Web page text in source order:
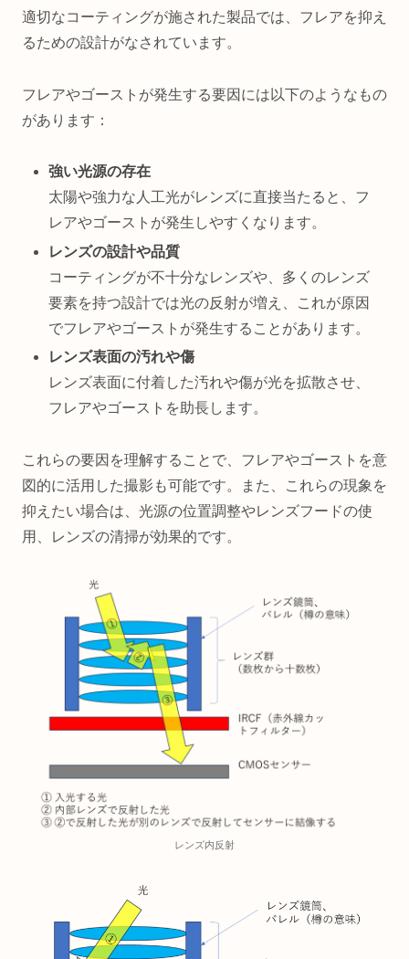
適切なコーティングが施された製品では、フレアを抑え
るための設計がなされています。
フレアやゴーストが発生する要因には以下のようなもの
があります：
強い光源の存在
太陽や強力な人工光がレンズに直接当たると、フ
レアやゴーストが発生しやすくなります。
レンズの設計や品質
コーティングが不十分なレンズや、多くのレンズ
要素を持つ設計では光の反射が増え、これが原因
でフレアやゴーストが発生することがあります。
レンズ表面の汚れや傷
レンズ表面に付着した汚れや傷が光を拡散させ、
フレアやゴーストを助長します。
これらの要因を理解することで、フレアやゴーストを意
図的に活用した撮影も可能です。また、これらの現象を
抑えたい場合は、光源の位置調整やレンズフードの使
用、レンズの清掃が効果的です。
レンズ内反射